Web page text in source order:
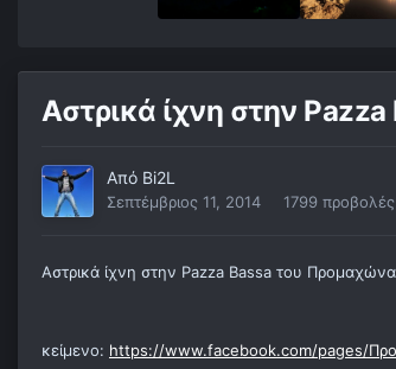
Αστρικά ίχνη στην
Από Bi2L
Σεπτέμβριος 11, 2014 1799 προβολές
Αστρικά ίχνη στην Pazza Bassa του
κείμενο: https://www.facebook.com/pages/